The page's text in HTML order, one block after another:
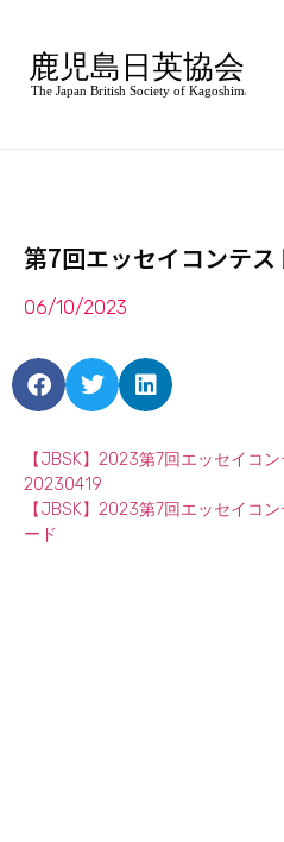
第7回エッセイコンテス
06/10/2023
【JBSK】2023第7回エッセイコ
20230419
【JBSK】2023第7回エッセイコ
ード